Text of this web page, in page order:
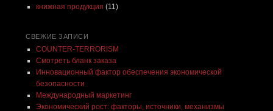
книжная продукция (11)
СВЕЖИЕ ЗАПИСИ
COUNTER-TERRORISM
Смотреть бланк заказа
Инновационный фактор обеспечения экономической
безопасности
Международный маркетинг
Экономический рост: факторы, источники, механизмы